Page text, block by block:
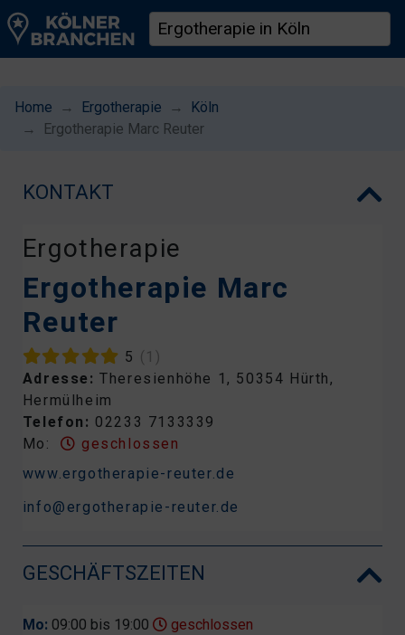
Home Ergotherapie
Köln
Ergotherapie Marc Reuter
KONTAKT
Ergotherapie
Ergotherapie Marc
Reuter
5 (1)
Adresse:Theresienhöhe 1, 50354 Hürth,
Hermülheim
Telefon: 02233 7133339
Mo:
geschlossen
www.ergotherapie-reuter.de
info@ergotherapie-reuter.de
GESCHÄFTSZEITEN
Mo: 09:00 bis 19:00
geschlossen